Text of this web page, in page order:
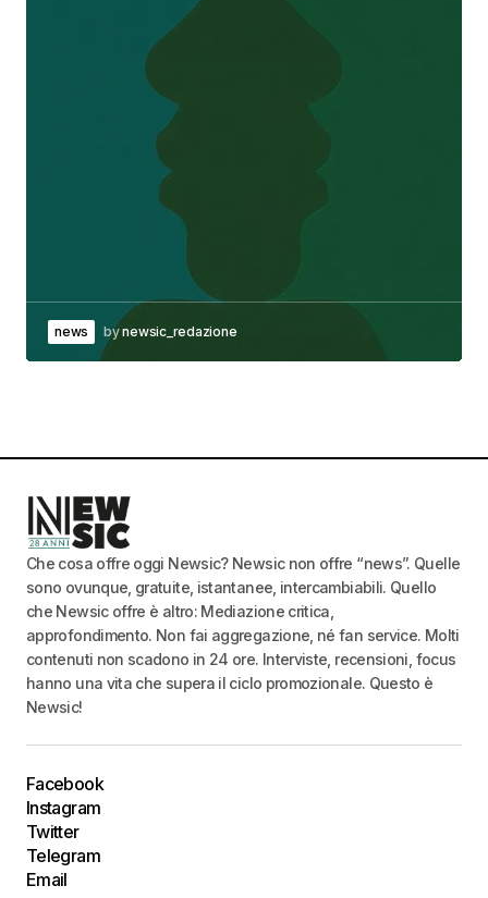
news bynewsic_redazione
Che cosa offre oggi Newsic? Newsic non offre “news”. Quelle
sono ovunque, gratuite, istantanee, intercambiabili. Quello
che Newsic offre è altro: Mediazione critica,
approfondimento. Non fai aggregazione, né fan service. Molti
contenuti non scadono in 24 ore. Interviste, recensioni, focus
hanno una vita che supera il ciclo promozionale. Questo è
Newsic!
Facebook
Instagram
Twitter
Telegram
Email